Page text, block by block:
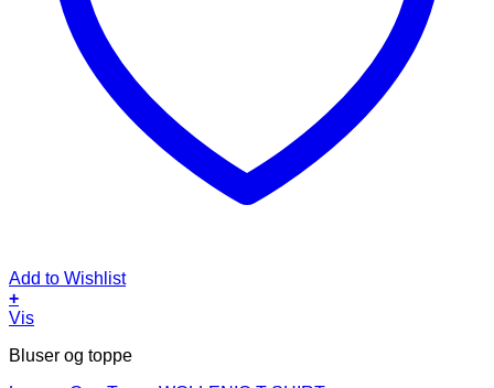
Add to Wishlist
+
Dette
har
Vis
Bluser og toppe